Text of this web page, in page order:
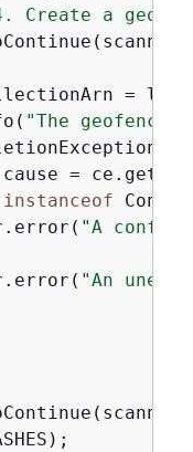
Create a
=
"The
=
instanceof
"A
"An